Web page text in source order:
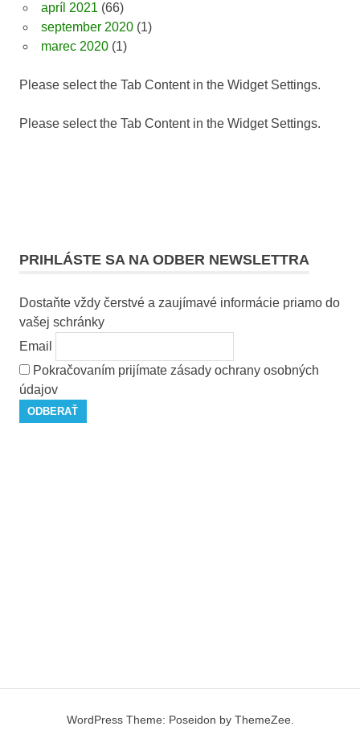
apríl 2021 (66)
september 2020(1)
marec 2020(1)
Please select the Tab Content in the Widget Settings.
Please select the Tab Content in the Widget Settings.
PRIHLÁSTE SA NA ODBER NEWSLETTRA
Dostaňte vždy čerstvé a zaujímavé informácie priamo do
vašej schránky
Email
Pokračovaním prijímate zásady ochrany osobných
údajov
WordPress Theme: Poseidon by ThemeZee.